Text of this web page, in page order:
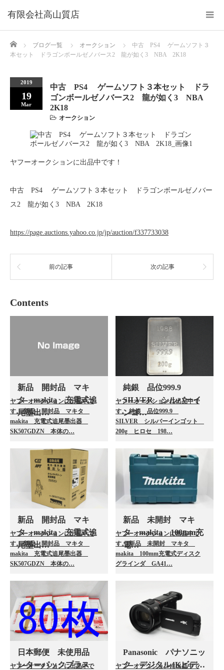
Home ブログ一覧 オークション
中古 PS4 ゲームソフト３
本セット ドラゴンボールゼノバース2 龍が如く3 NBA 2K18
2019
19
Mar
中古 PS4 ゲームソフト３本セット ドラ
ゴンボールゼノバース2 龍が如く3 NBA
2K18
オークション
ヤフーオークションに出品中です！
中古 PS4 ゲームソフト３本セット ドラゴンボールゼノバー
ス2 龍が如く3 NBA 2K18
https://page.auctions.yahoo.co.jp/jp/auction/f337733038
前の記事 次の記事
Contents
新品 開封品 マキ
タ makita 充電式追
尾墨出…
ヤフーオークションに出品中で
す。 新品 開封品 マキタ
makita 充電式追尾墨出器
SK507GDZN 本体の…
純銀 品位999.9
SILVER シルバーイ
ンゴ…
ヤフーオークションに出品中で
す。 純銀 品位999.9
SILVER シルバーインゴット
200g ヒロセ 198…
新品 開封品 マキ
タ makita 充電式追
尾墨出…
ヤフーオークションに出品中で
す。 新品 開封品 マキタ
makita 充電式追尾墨出器
SK507GDZN 本体の…
新品 未開封 マキ
タ makita 100mm充
電…
ヤフーオークションに出品中で
す。 新品 未開封 マキタ
makita 100mm充電式ディスク
グラインダ GA41…
日本郵便 未使用品
レターパックプラス
ヤフーオークションに出品中で
Panasonic パナソニッ
ク デジタル4Kビデ…
ヤフーオークションに出品中で